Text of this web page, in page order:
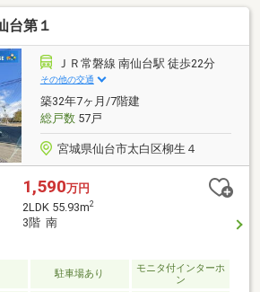
も 便利なエリアです♪－2023年リノベ
でにリノベーション済みの為 お引き
新生活を 始められます＊° 一点もの高
ージマンション-------------------------------------
不 動 産 の 相 談 所
台第１
ＪＲ常磐線 南仙台駅 徒歩22分
その他の交通
築32年7ヶ月/7階建
総戸数57戸
宮城県仙台市太白区柳生４
1,590万円
2LDK 55.93m2
3階 南
駐車場あり
モニタ付インターホ
ン